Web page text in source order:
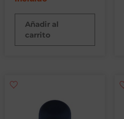
Añadir al
carrito